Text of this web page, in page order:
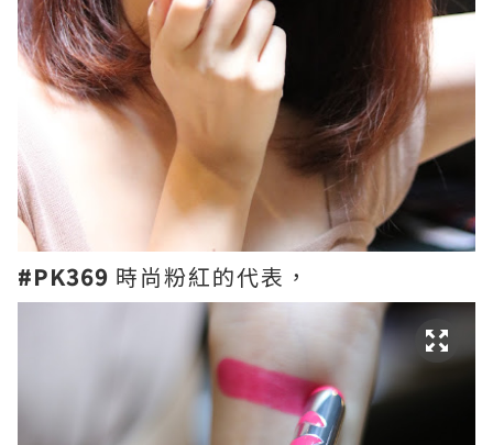
#PK369 時尚粉紅的代表，